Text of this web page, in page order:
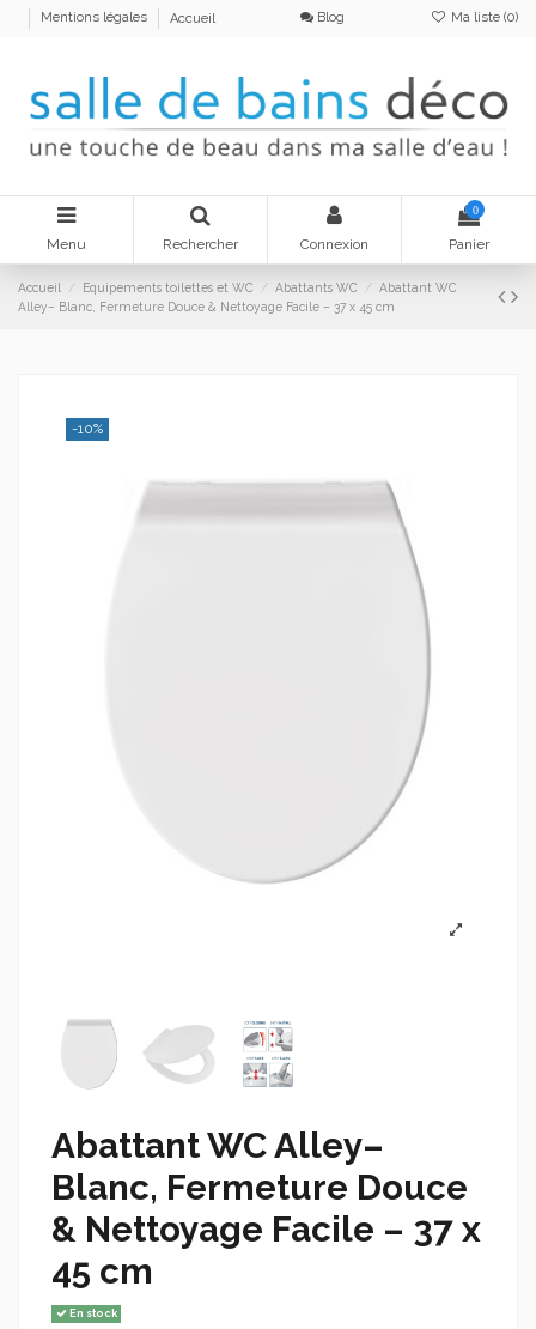
Mentions légales Accueil Blog Ma liste (0)
Menu Rechercher Connexion
0
Panier
Accueil Equipements toilettes et WC Abattants WC
Abattant WC
Alley– Blanc, Fermeture Douce & Nettoyage Facile – 37 x 45 cm
-10%
Abattant WC Alley–
Blanc, Fermeture Douce
& Nettoyage Facile – 37 x
45 cm
En stock